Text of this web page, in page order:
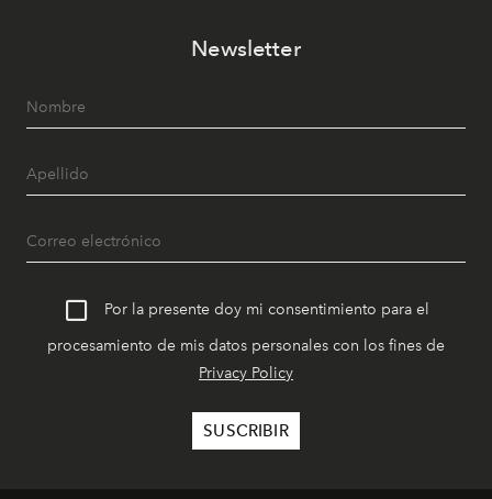
Newsletter
Por la presente doy mi consentimiento para el
procesamiento de mis datos personales con los fines de
Privacy Policy